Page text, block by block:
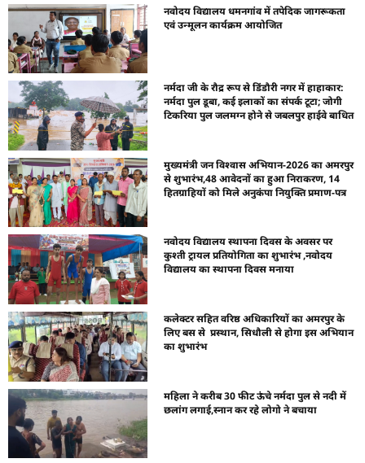
नवोदय विद्यालय धमनगांव में तपेदिक जागरूकता
एवं उन्मूलन कार्यक्रम आयोजित
नर्मदा जी के रौद्र रूप से डिंडौरी नगर में हाहाकार:
नर्मदा पुल डूबा, कई इलाकों का संपर्क टूटा; जोगी
टिकरिया पुल जलमग्न होने से जबलपुर हाईवे बाधित
मुख्यमंत्री जन विश्वास अभियान-2026 का अमरपुर
से शुभारंभ,48 आवेदनों का हुआ निराकरण, 14
हितग्राहियों को मिले अनुकंपा नियुक्ति प्रमाण-पत्र
नवोदय विद्यालय स्थापना दिवस के अवसर पर
कुश्ती ट्रायल प्रतियोगिता का शुभारंभ ,नवोदय
विद्यालय का स्थापना दिवस मनाया
कलेक्टर सहित वरिष्ठ अधिकारियों का अमरपुर के
लिए बस से प्रस्थान, सिधौली से होगा इस अभियान
का शुभारंभ
महिला ने करीब 30 फीट ऊंचे नर्मदा पुल से नदी में
छलांग लगाई,स्नान कर रहे लोगो ने बचाया